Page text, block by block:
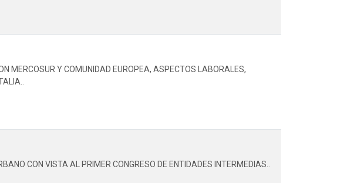
MERCOSUR Y COMUNIDAD EUROPEA, ASPECTOS LABORALES,
CON VISTA AL PRIMER CONGRESO DE ENTIDADES INTERMEDIAS..